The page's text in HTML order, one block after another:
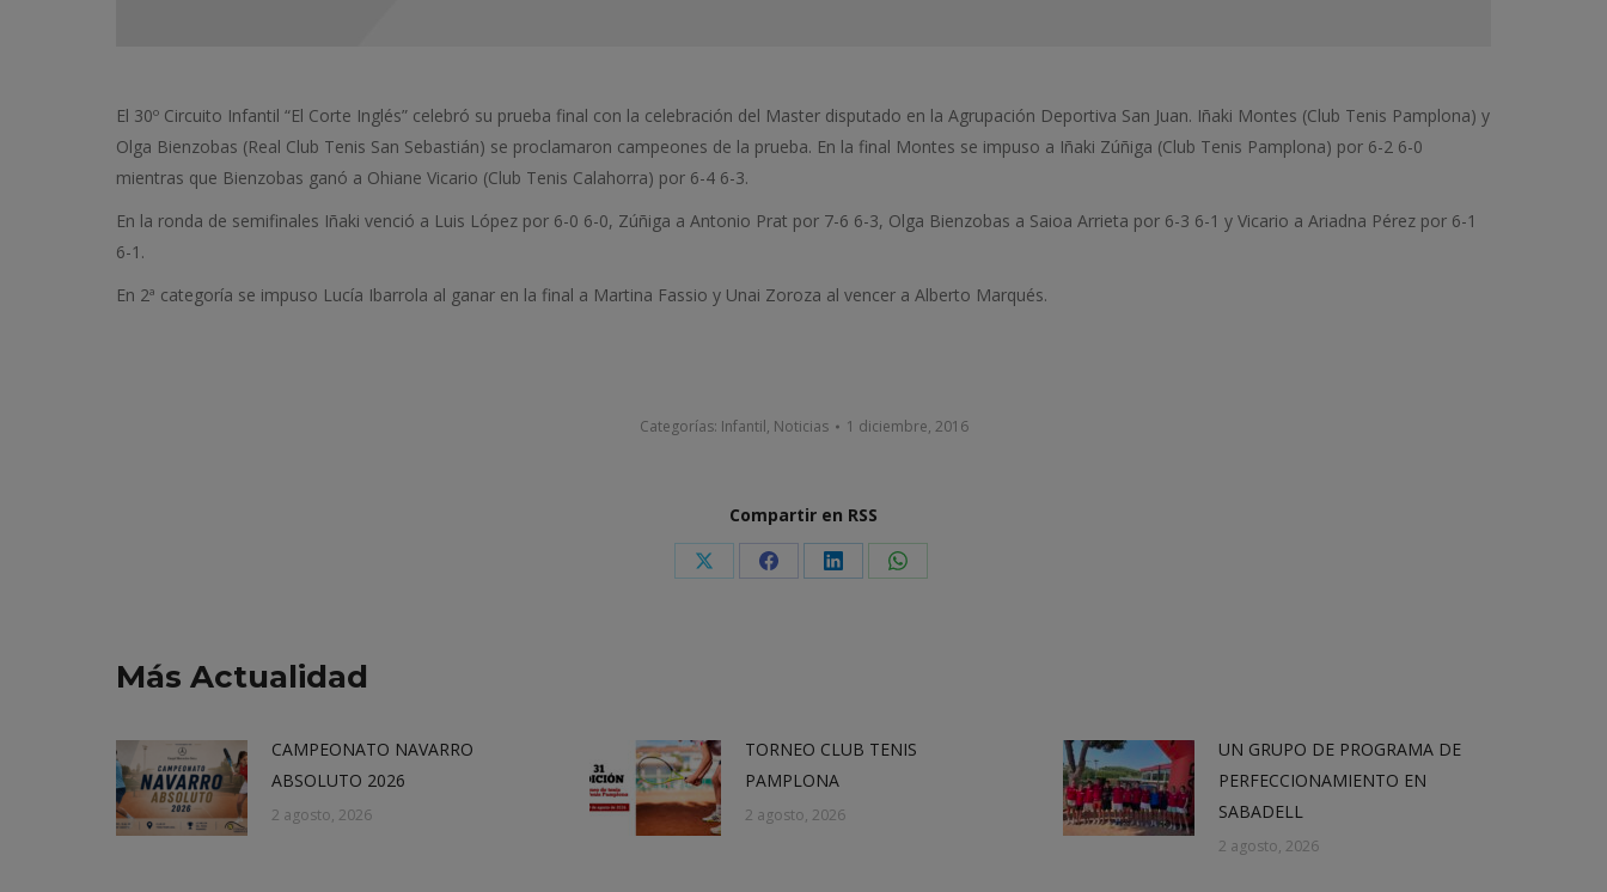
El 30º Circuito Infantil “El Corte Inglés” celebró su prueba final con la celebración del Master disputado en la Agrupación Deportiva San Juan. Iñaki Montes (Club Tenis Pamplona) y
Olga Bienzobas (Real Club Tenis San Sebastián) se proclamaron campeones de la prueba. En la final Montes se impuso a Iñaki Zúñiga (Club Tenis Pamplona) por 6-2 6-0
mientras que Bienzobas ganó a Ohiane Vicario (Club Tenis Calahorra) por 6-4 6-3.
En la ronda de semifinales Iñaki venció a Luis López por 6-0 6-0, Zúñiga a Antonio Prat por 7-6 6-3, Olga Bienzobas a Saioa Arrieta por 6-3 6-1 y Vicario a Ariadna Pérez por 6-1
6-1.
En 2ª categoría se impuso Lucía Ibarrola al ganar en la final a Martina Fassio y Unai Zoroza al vencer a Alberto Marqués.
Categorías: Infantil, Noticias 1 diciembre, 2016
Compartir en RSS
Share Share Share Share
Más Actualidad
CAMPEONATO NAVARRO
ABSOLUTO 2026
2 agosto, 2026
TORNEO CLUB TENIS
PAMPLONA
2 agosto, 2026
UN GRUPO DE PROGRAMA DE
PERFECCIONAMIENTO EN
SABADELL
2 agosto, 2026